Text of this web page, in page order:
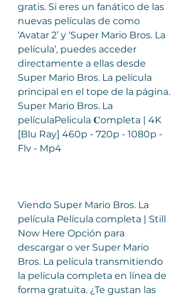
gratis. Si eres un fanático de las
nuevas películas de como
‘Avatar 2’ y ‘Super Mario Bros. La
película’, puedes acceder
directamente a ellas desde
Super Mario Bros. La película
principal en el tope de la página.
Super Mario Bros. La
películaPelicula 𝐂ompleta | 4K
[Blu Ray] 460p - 720p - 1080p -
Flv - Mp4
Viendo Super Mario Bros. La
película Película completa | Still
Now Here Opción para
descargar o ver Super Mario
Bros. La película transmitiendo
la película completa en línea de
forma gratuita. ¿Te gustan las